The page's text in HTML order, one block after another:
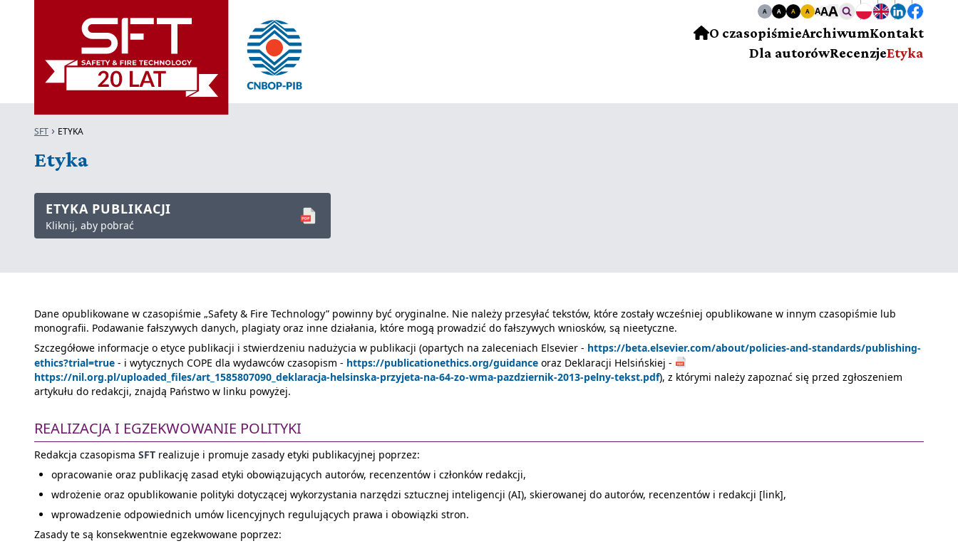
A A A A AAA
O czasopiśmieArchiwumKontakt
Dla autorówRecenzjeEtyka
SFT ETYKA
Etyka
ETYKA PUBLIKACJI
Kliknij, aby pobrać
Dane opublikowane w czasopiśmie „Safety & Fire Technology” powinny być oryginalne. Nie należy przesyłać tekstów, które zostały wcześniej opublikowane w innym czasopiśmie lub
monografii. Podawanie fałszywych danych, plagiaty oraz inne działania, które mogą prowadzić do fałszywych wniosków, są nieetyczne.
Szczegółowe informacje o etyce publikacji i stwierdzeniu nadużycia w publikacji (opartych na zaleceniach Elsevier - https://beta.elsevier.com/about/policies-and-standards/publishing-
ethics?trial=true - i wytycznych COPE dla wydawców czasopism - https://publicationethics.org/guidance oraz Deklaracji Helsińskiej -
https://nil.org.pl/uploaded_files/art_1585807090_deklaracja-helsinska-przyjeta-na-64-zo-wma-pazdziernik-2013-pelny-tekst.pdf), z którymi należy zapoznać się przed zgłoszeniem
artykułu do redakcji, znajdą Państwo w linku powyżej.
REALIZACJA I EGZEKWOWANIE POLITYKI
Redakcja czasopisma SFT realizuje i promuje zasady etyki publikacyjnej poprzez:
opracowanie oraz publikację zasad etyki obowiązujących autorów, recenzentów i członków redakcji,
wdrożenie oraz opublikowanie polityki dotyczącej wykorzystania narzędzi sztucznej inteligencji (AI), skierowanej do autorów, recenzentów i redakcji [link],
wprowadzenie odpowiednich umów licencyjnych regulujących prawa i obowiązki stron.
Zasady te są konsekwentnie egzekwowane poprzez: